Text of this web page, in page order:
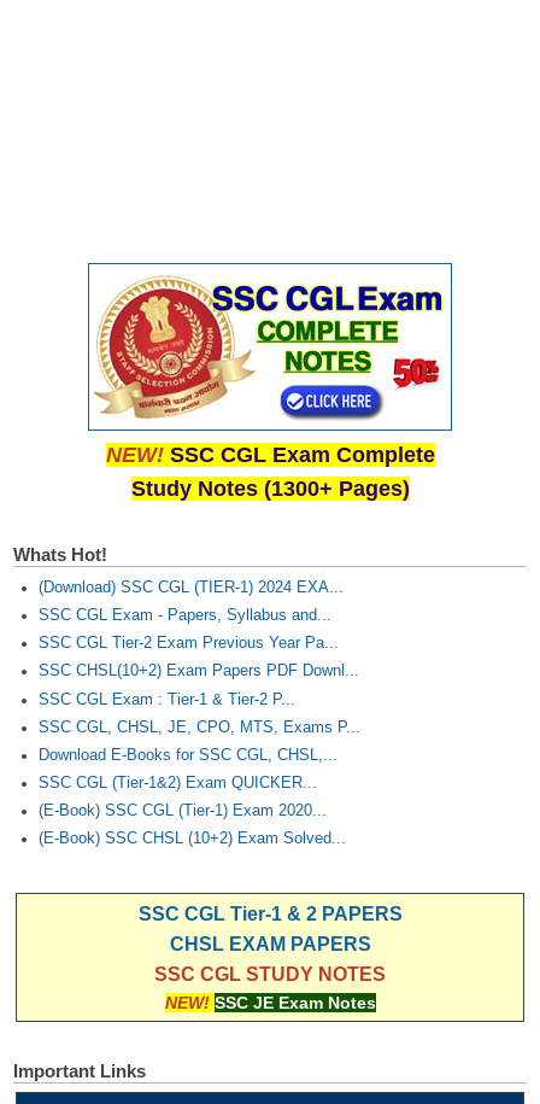
NEW! SSC CGL Exam Complete
Study Notes (1300+ Pages)
Whats Hot!
(Download) SSC CGL (TIER-1) 2024 EXA...
SSC CGL Exam - Papers, Syllabus and...
SSC CGL Tier-2 Exam Previous Year Pa...
SSC CHSL(10+2) Exam Papers PDF Downl...
SSC CGL Exam : Tier-1 & Tier-2 P...
SSC CGL, CHSL, JE, CPO, MTS, Exams P...
Download E-Books for SSC CGL, CHSL,...
SSC CGL (Tier-1&2) Exam QUICKER...
(E-Book) SSC CGL (Tier-1) Exam 2020...
(E-Book) SSC CHSL (10+2) Exam Solved...
SSC CGL Tier-1 & 2 PAPERS
CHSL EXAM PAPERS
SSC CGL STUDY NOTES
NEW! SSC JE Exam Notes
Important Links